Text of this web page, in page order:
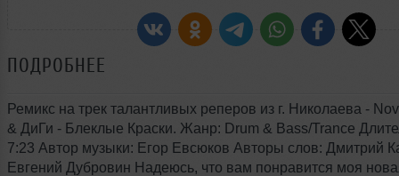
ПОДРОБНЕЕ
Ремикс на трек талантливых реперов из г. Николаева -
& ДиГи - Блеклые Краски. Жанр: Drum & Bass/Trance
7:23 Автор музыки: Егор Евсюков Авторы слов: Дмитрий
Евгений Дубровин Надеюсь, что вам понравится моя